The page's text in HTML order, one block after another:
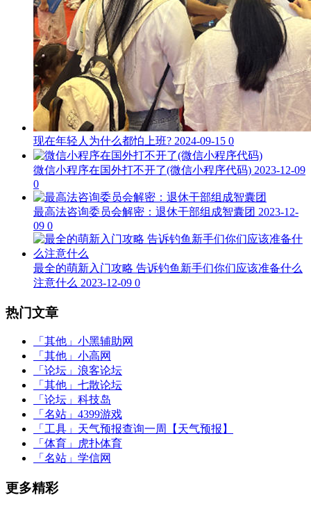
现在年轻人为什么都怕上班? 2024-09-15 0
微信小程序在国外打不开了(微信小程序代码) 2023-12-09
0
最高法咨询委员会解密：退休干部组成智囊团 2023-12-
09 0
最全的萌新入门攻略 告诉钓鱼新手们你们应该准备什么
注意什么 2023-12-09 0
热门文章
「其他」 小黑辅助网
「其他」 小高网
「论坛」 浪客论坛
「其他」 七散论坛
「论坛」 科技岛
「名站」 4399游戏
「工具」 天气预报查询一周【天气预报】
「体育」
虎扑体育
「名站」 学信网
更多精彩